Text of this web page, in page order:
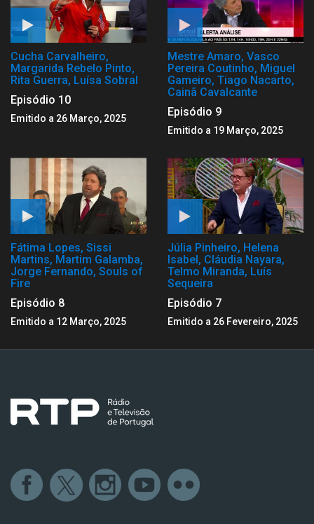
Cucha Carvalheiro,
Margarida Rebelo Pinto,
Rita Guerra, Luísa Sobral
Episódio 10
Emitido a 26 Março, 2025
Mestre Amaro, Vasco
Pereira Coutinho, Miguel
Gameiro, Tiago Nacarto,
Cainã Cavalcante
Episódio 9
Emitido a 19 Março, 2025
Fátima Lopes, Sissi
Martins, Martim Galamba,
Jorge Fernando, Souls of
Fire
Episódio 8
Emitido a 12 Março, 2025
Júlia Pinheiro, Helena
Isabel, Cláudia Nayara,
Telmo Miranda, Luís
Sequeira
Episódio 7
Emitido a 26 Fevereiro, 2025